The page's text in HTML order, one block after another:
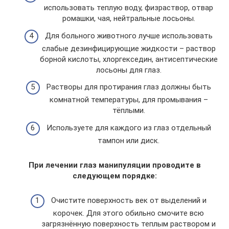
использовать теплую воду, физраствор, отвар
ромашки, чая, нейтральные лосьоны.
Для больного животного лучше использовать
слабые дезинфицирующие жидкости – раствор
борной кислоты, хлоргекседин, антисептические
лосьоны для глаз.
Растворы для протирания глаз должны быть
комнатной температуры, для промывания –
тёплыми.
Используете для каждого из глаз отдельный
тампон или диск.
При лечении глаз манипуляции проводите в
следующем порядке:
Очистите поверхность век от выделений и
корочек. Для этого обильно смочите всю
загрязнённую поверхность теплым раствором и